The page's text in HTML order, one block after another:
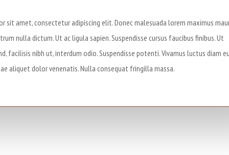
sit amet, consectetur adipiscing elit. Donec malesuada lorem maximus
nulla dictum. Ut ac ligula sapien. Suspendisse cursus faucibus finibus. Ut
facilisis nibh ut, interdum odio. Suspendisse potenti. Vivamus luctus diam
aliquet dolor venenatis. Nulla consequat fringilla massa.